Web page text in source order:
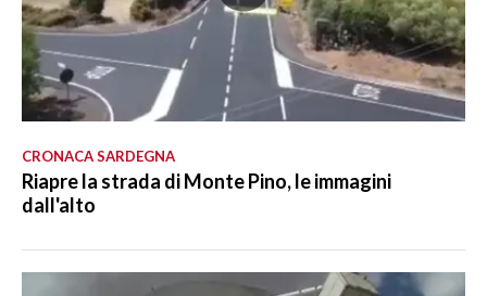
CRONACA SARDEGNA
Riapre la strada di Monte Pino, le immagini
dall'alto